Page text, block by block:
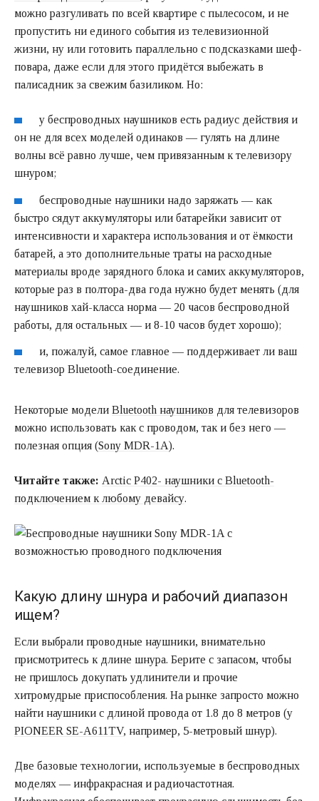
можно разгуливать по всей квартире с пылесосом, и не
пропустить ни единого события из телевизионной
жизни, ну или готовить параллельно с подсказками шеф-
повара, даже если для этого придётся выбежать в
палисадник за свежим базиликом. Но:
у беспроводных наушников есть радиус действия и
он не для всех моделей одинаков — гулять на длине
волны всё равно лучше, чем привязанным к телевизору
шнуром;
беспроводные наушники надо заряжать — как
быстро сядут аккумуляторы или батарейки зависит от
интенсивности и характера использования и от ёмкости
батарей, а это дополнительные траты на расходные
материалы вроде зарядного блока и самих аккумуляторов,
которые раз в полтора-два года нужно будет менять (для
наушников хай-класса норма — 20 часов беспроводной
работы, для остальных — и 8-10 часов будет хорошо);
и, пожалуй, самое главное — поддерживает ли ваш
телевизор Bluetooth-соединение.
Некоторые модели Bluetooth наушников для телевизоров
можно использовать как с проводом, так и без него —
полезная опция (Sony MDR-1A).
Читайте также: Arctic P402- наушники с Bluetooth-
подключением к любому девайсу.
Какую длину шнура и рабочий диапазон
ищем?
Если выбрали проводные наушники, внимательно
присмотритесь к длине шнура. Берите с запасом, чтобы
не пришлось докупать удлинители и прочие
хитромудрые приспособления. На рынке запросто можно
найти наушники с длиной провода от 1.8 до 8 метров (у
PIONEER SE-A611TV, например, 5-метровый шнур).
Две базовые технологии, используемые в беспроводных
моделях — инфракрасная и радиочастотная.